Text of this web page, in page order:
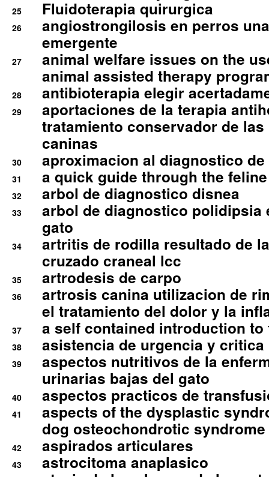
25 Fluidoterapia quirurgica
26
angiostrongilosis en perros
emergente
27
animal welfare issues on the
animal assisted therapy
28 antibioterapia elegir
29
aportaciones de la terapia
tratamiento conservador de
caninas
30 aproximacion al diagnostico
31 a quick guide through the
32 arbol de diagnostico disnea
33
arbol de diagnostico polidipsia
gato
34
artritis de rodilla resultado de
cruzado craneal lcc
35 artrodesis de carpo
36
artrosis canina utilizacion de
el tratamiento del dolor y la
37 a self contained introduction
38 asistencia de urgencia y
39
aspectos nutritivos de la
urinarias bajas del gato
40 aspectos practicos de
41
aspects of the dysplastic
dog osteochondrotic syndrome
42 aspirados articulares
43 astrocitoma anaplasico